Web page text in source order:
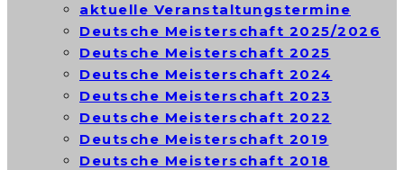
aktuelle Veranstaltungstermine
Deutsche Meisterschaft 2025/2026
Deutsche Meisterschaft 2025
Deutsche Meisterschaft 2024
Deutsche Meisterschaft 2023
Deutsche Meisterschaft 2022
Deutsche Meisterschaft 2019
Deutsche Meisterschaft 2018